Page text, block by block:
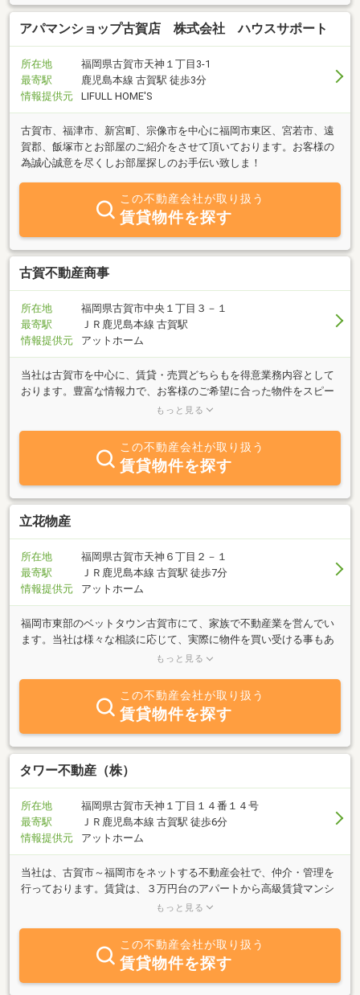
アパマンショップ古賀店 株式会社 ハウスサポート
所在地
福岡県古賀市天神１丁目3-1
最寄駅
鹿児島本線 古賀駅 徒歩3分
情報提供元
LIFULL HOME'S
古賀市、福津市、新宮町、宗像市を中心に福岡市東区、宮若市、遠
賀郡、飯塚市とお部屋のご紹介をさせて頂いております。お客様の
為誠心誠意を尽くしお部屋探しのお手伝い致しま！
この不動産会社が取り扱う
賃貸物件を探す
古賀不動産商事
所在地
福岡県古賀市中央１丁目３－１
最寄駅
ＪＲ鹿児島本線 古賀駅
情報提供元
アットホーム
当社は古賀市を中心に、賃貸・売買どちらもを得意業務内容として
おります。豊富な情報力で、お客様のご希望に合った物件をスピー
ディにご紹介させていただきます。「売りたい」「買いたい」ご希
ぜひ弊社にお問い合わせください。
もっと見る
この不動産会社が取り扱う
賃貸物件を探す
立花物産
所在地
福岡県古賀市天神６丁目２－１
最寄駅
ＪＲ鹿児島本線 古賀駅 徒歩7分
情報提供元
アットホーム
福岡市東部のベットタウン古賀市にて、家族で不動産業を営んでい
ます。当社は様々な相談に応じて、実際に物件を買い受ける事もあ
りましたし、又頼まれて物件を売る事もありました。ですので売る
心がけています。賃貸では古賀市に当者で管理している物件を中心
に日々、営業活動しています。宜しくお願いします。
もっと見る
この不動産会社が取り扱う
賃貸物件を探す
タワー不動産（株）
所在地
福岡県古賀市天神１丁目１４番１４号
最寄駅
ＪＲ鹿児島本線 古賀駅 徒歩6分
情報提供元
アットホーム
当社は、古賀市～福岡市をネットする不動産会社で、仲介・管理を
行っております。賃貸は、３万円台のアパートから高級賃貸マンシ
ョン・戸建・事業用不動産まで幅広く取りそろえております。現
激安の長時間割引駐車場、コインパーキングや容易に開業できるリ
ース店舗・貸事務所・倉庫も同時に展開中です。特に天神・博多駅
地区での飲食店の開業等は、得意分野でもありますで、お気軽にご
相談下さい。
もっと見る
この不動産会社が取り扱う
賃貸物件を探す